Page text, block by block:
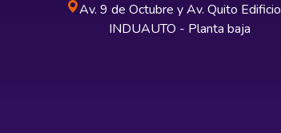
Av. 9 de Octubre y Av. Quito Edificio
INDUAUTO - Planta baja